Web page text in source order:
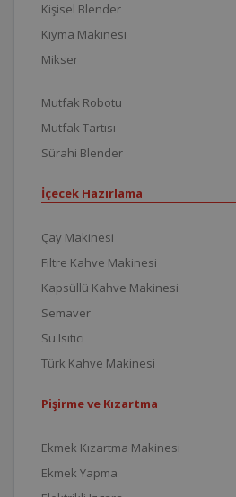
Kişisel Blender
Kıyma Makinesi
Mikser
Mutfak Robotu
Mutfak Tartısı
Sürahi Blender
İçecek Hazırlama
Çay Makinesi
Filtre Kahve Makinesi
Kapsüllü Kahve Makinesi
Semaver
Su Isıtıcı
Türk Kahve Makinesi
Pişirme ve Kızartma
Ekmek Kızartma Makinesi
Ekmek Yapma